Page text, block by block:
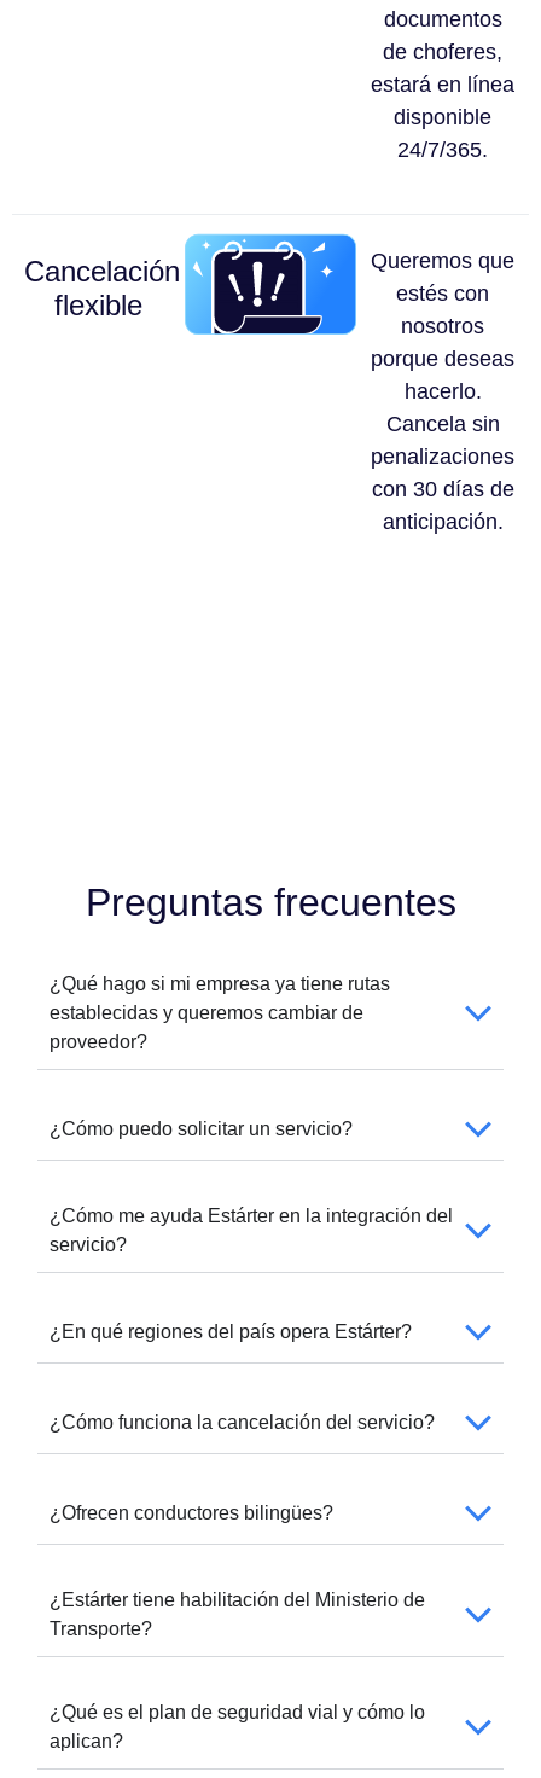
documentos
de choferes,
estará en línea
disponible
24/7/365.
Cancelación
flexible
Queremos que
estés con
nosotros
porque deseas
hacerlo.
Cancela sin
penalizaciones
con 30 días de
anticipación.
Preguntas frecuentes
¿Qué hago si mi empresa ya tiene rutas
establecidas y queremos cambiar de
proveedor?
¿Cómo puedo solicitar un servicio?
¿Cómo me ayuda Estárter en la integración del
servicio?
¿En qué regiones del país opera Estárter?
¿Cómo funciona la cancelación del servicio?
¿Ofrecen conductores bilingües?
¿Estárter tiene habilitación del Ministerio de
Transporte?
¿Qué es el plan de seguridad vial y cómo lo
aplican?